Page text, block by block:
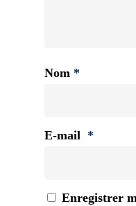
Nom *
E-mail *
Enregistrer